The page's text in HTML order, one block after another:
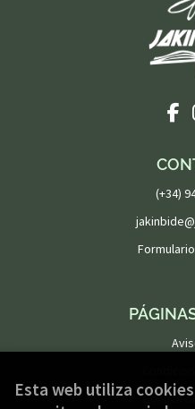
(+34)
Política
Esta web utiliza